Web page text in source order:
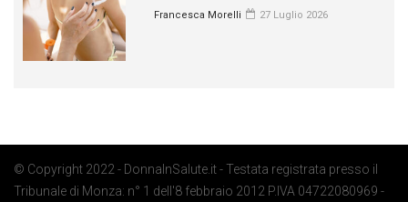
Francesca Morelli 27 Luglio 2026
© Copyright 2022 - DonnaInSalute.it - Testata registrata presso il
Tribunale di Monza: n° 1 dell'8 febbraio 2012 P.IVA 04722080969 -